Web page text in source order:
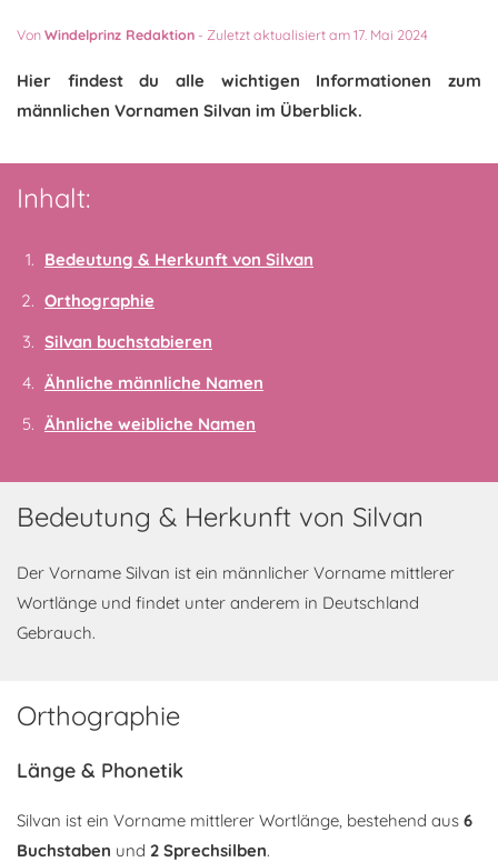
VonWindelprinz Redaktion - Zuletzt aktualisiert am 17. Mai 2024
Hier findest du alle wichtigen Informationen zum
männlichen Vornamen Silvan im Überblick.
Inhalt:
Bedeutung & Herkunft von Silvan
Orthographie
Silvan buchstabieren
Ähnliche männliche Namen
Ähnliche weibliche Namen
Bedeutung & Herkunft von Silvan
Der Vorname Silvan ist ein männlicher Vorname mittlerer
Wortlänge und findet unter anderem in Deutschland
Gebrauch.
Orthographie
Länge & Phonetik
Silvan ist ein Vorname mittlerer Wortlänge, bestehend aus 6
Buchstaben und 2 Sprechsilben.